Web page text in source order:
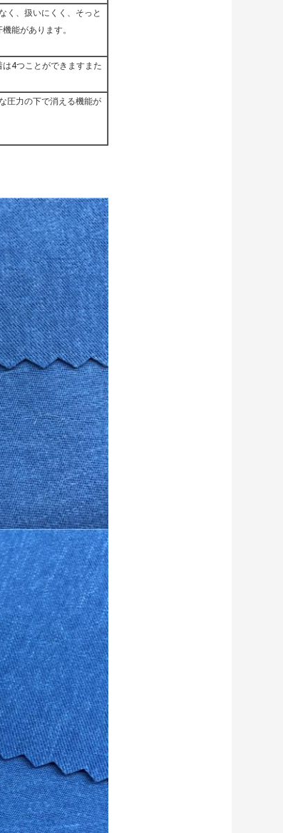
く、扱いにくく、そっと
能があります。
4つことができますまた
圧力の下で消える機能が